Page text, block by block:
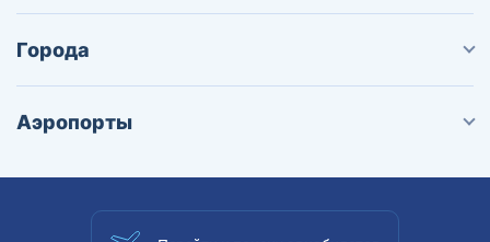
Города
Аэропорты